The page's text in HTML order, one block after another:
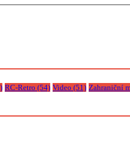
RC-Retro (54) Video (51) Zahraniční